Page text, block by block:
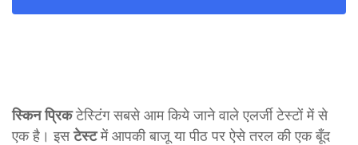
स्किन प्रिकटेस्टिंग सबसे आम किये जाने वाले एलर्जी टेस्टों में से
एक है। इसटेस्टमें आपकी बाजू या पीठ पर ऐसे तरल की एक बूँद